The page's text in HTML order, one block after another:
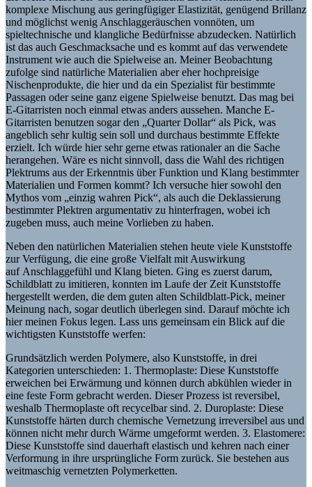
komplexe Mischung aus geringfügiger Elastizität, genügend Brillanz
und möglichst wenig Anschlaggeräuschen vonnöten, um
spieltechnische und klangliche Bedürfnisse abzudecken. Natürlich
ist das auch Geschmacksache und es kommt auf das verwendete
Instrument wie auch die Spielweise an. Meiner Beobachtung
zufolge sind natürliche Materialien aber eher hochpreisige
Nischenprodukte, die hier und da ein Spezialist für bestimmte
Passagen oder seine ganz eigene Spielweise benutzt. Das mag bei
E-Gitarristen noch einmal etwas anders aussehen. Manche E-
Gitarristen benutzen sogar den „Quarter Dollar“ als Pick, was
angeblich sehr kultig sein soll und durchaus bestimmte Effekte
erzielt. Ich würde hier sehr gerne etwas rationaler an die Sache
herangehen. Wäre es nicht sinnvoll, dass die Wahl des richtigen
Plektrums aus der Erkenntnis über Funktion und Klang bestimmter
Materialien und Formen kommt? Ich versuche hier sowohl den
Mythos vom „einzig wahren Pick“, als auch die Deklassierung
bestimmter Plektren argumentativ zu hinterfragen, wobei ich
zugeben muss, auch meine Vorlieben zu haben.
Neben den natürlichen Materialien stehen heute viele Kunststoffe
zur Verfügung, die eine große Vielfalt mit Auswirkung
auf Anschlaggefühl und Klang bieten. Ging es zuerst darum,
Schildblatt zu imitieren, konnten im Laufe der Zeit Kunststoffe
hergestellt werden, die dem guten alten Schildblatt-Pick, meiner
Meinung nach, sogar deutlich überlegen sind. Darauf möchte ich
hier meinen Fokus legen. Lass uns gemeinsam ein Blick auf die
wichtigsten Kunststoffe werfen:
Grundsätzlich werden Polymere, also Kunststoffe, in drei
Kategorien unterschieden: 1. Thermoplaste: Diese Kunststoffe
erweichen bei Erwärmung und können durch abkühlen wieder in
eine feste Form gebracht werden. Dieser Prozess ist reversibel,
weshalb Thermoplaste oft recycelbar sind. 2. Duroplaste: Diese
Kunststoffe härten durch chemische Vernetzung irreversibel aus und
können nicht mehr durch Wärme umgeformt werden. 3. Elastomere:
Diese Kunststoffe sind dauerhaft elastisch und kehren nach einer
Verformung in ihre ursprüngliche Form zurück. Sie bestehen aus
weitmaschig vernetzten Polymerketten.